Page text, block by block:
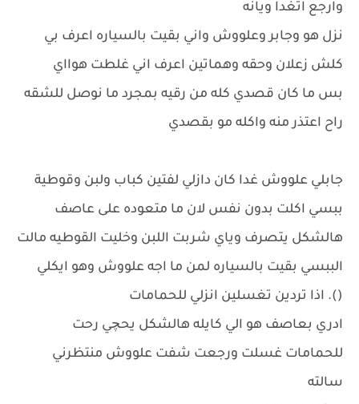
وارجع اتغدا ويانه
نزل هو وجابر وعلووش واني بقيت بالسياره اعرف بي
كلش زعلان وحقه وهماتين اعرف اني غلطت هوااي
بس ما كان قصدي كله من رقيه بمجرد ما نوصل للشقه
راح اعتذر منه واكله مو بقصدي
جابلي علووش غدا كان دازلي لفتين كباب ولبن وقوطية
ببسي اكلت بدون نفس لان ما متعوده على عاصف
هالشكل يتصرف وياي شربت اللبن وخليت القوطيه مالت
الببسي بقيت بالسياره لمن ما اجه علووش وهو ايكلي
(). اذا تردين تغسلين انزلي للحمامات
ادري بعاصف هو الي كايله هالشكل يحچي رحت
للحمامات غسلت ورجعت شفت علووش منتظرني
سالته